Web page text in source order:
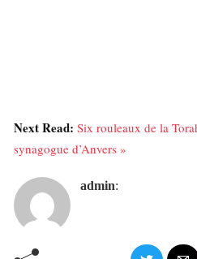
Next Read: Six rouleaux de la
synagogue d’Anvers »
admin: